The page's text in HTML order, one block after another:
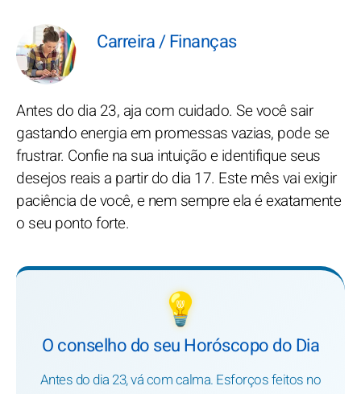
Carreira / Finanças
Antes do dia 23, aja com cuidado. Se você sair
gastando energia em promessas vazias, pode se
frustrar. Confie na sua intuição e identifique seus
desejos reais a partir do dia 17. Este mês vai exigir
paciência de você, e nem sempre ela é exatamente
o seu ponto forte.
💡
O conselho do seu Horóscopo do Dia
Antes do dia 23, vá com calma. Esforços feitos no